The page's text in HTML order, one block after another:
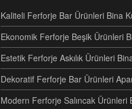
Kaliteli Ferforje Bar Ürünleri Bina
Ekonomik Ferforje Beşik Ürünleri
Estetik Ferforje Askılık Ürünleri
Dekoratif Ferforje Bar Ürünleri
Modern Ferforje Salıncak Ürünleri